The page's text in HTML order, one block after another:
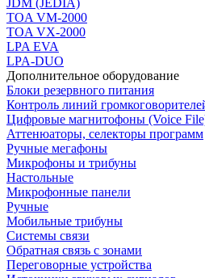
JDM (JEDIA)
TOA VM-2000
TOA VX-2000
LPA EVA
LPA-DUO
Дополнительное оборудование
Блоки резервного питания
Контроль линий
Цифровые магнитофоны (Voice
Аттенюаторы, селекторы программ
Ручные мегафоны
Микрофоны и трибуны
Настольные
Микрофонные панели
Ручные
Мобильные трибуны
Системы связи
Обратная связь с зонами
Переговорные устройства